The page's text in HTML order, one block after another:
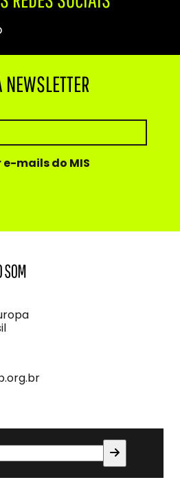
Advisor
mails do MIS